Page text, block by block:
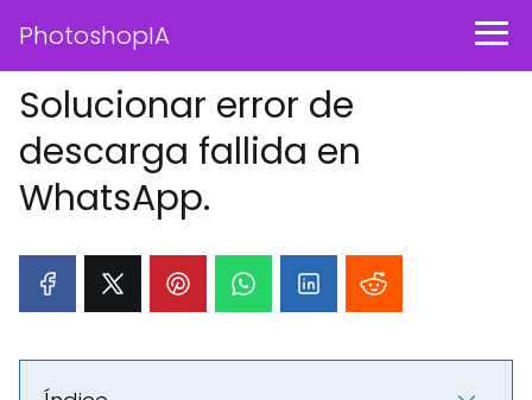
PhotoshopIA
Solucionar error de
descarga fallida en
WhatsApp.